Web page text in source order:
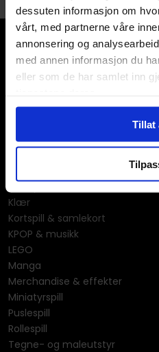
dessuten informasjon om
vårt, med partnerne våre
annonsering og
med annen informasjon du
eller som de har samlet inn
Tillat
Brettspill
Hobby & fritid
Klær
Kortspill & samlekort
KPOP & musikk
LEGO
Manga
Merchandise & effekter
Miniatyrspill
Puslespill
Rollespill
Tegne- og maleutstyr